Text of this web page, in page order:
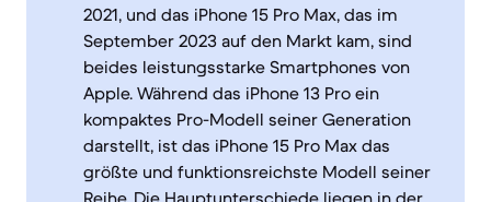
2021, und das iPhone 15 Pro Max, das im
September 2023 auf den Markt kam, sind
beides leistungsstarke Smartphones von
Apple. Während das iPhone 13 Pro ein
kompaktes Pro-Modell seiner Generation
darstellt, ist das iPhone 15 Pro Max das
größte und funktionsreichste Modell seiner
Reihe. Die Hauptunterschiede liegen in der